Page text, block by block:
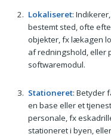
Lokaliseret:
bestemt sted, ofte
objekter, fx lækagen
af redningshold, eller
softwaremodul.
Stationeret: Betyder
en base eller et
personale, fx
stationeret i byen,